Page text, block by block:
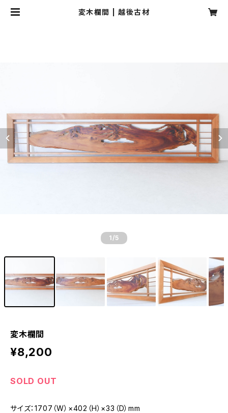
変木欄間 | 越後古材
1 /5
変木欄間
¥8,200
SOLD OUT
サイズ：1707（W）×402（H）×33（D）mm